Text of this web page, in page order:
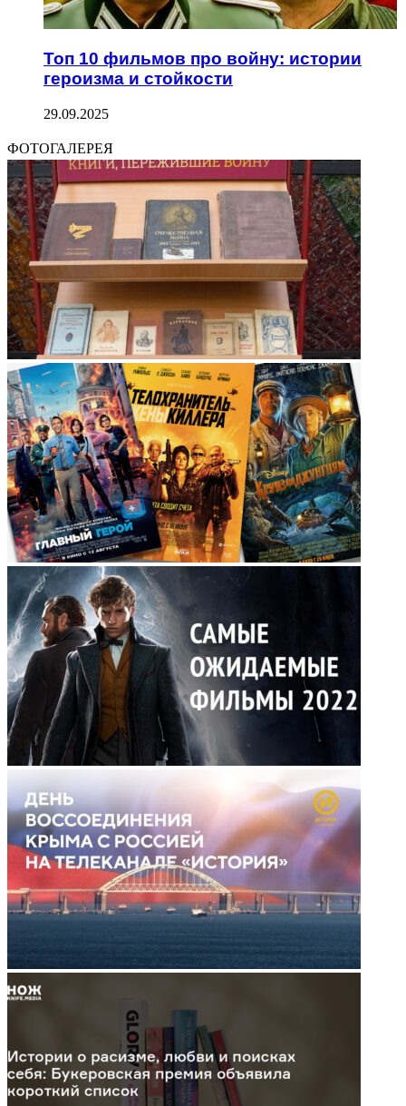
Топ 10 фильмов про войну: истории
героизма и стойкости
29.09.2025
ФОТОГАЛЕРЕЯ